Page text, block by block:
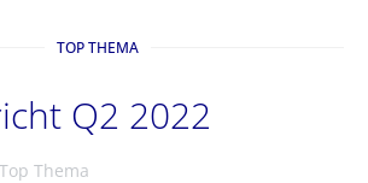
TOP THEMA
Q2 2022
Top Thema